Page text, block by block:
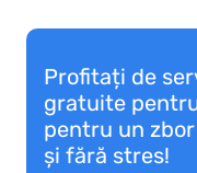
Profitați de
gratuite
pentru un
și fără stres!